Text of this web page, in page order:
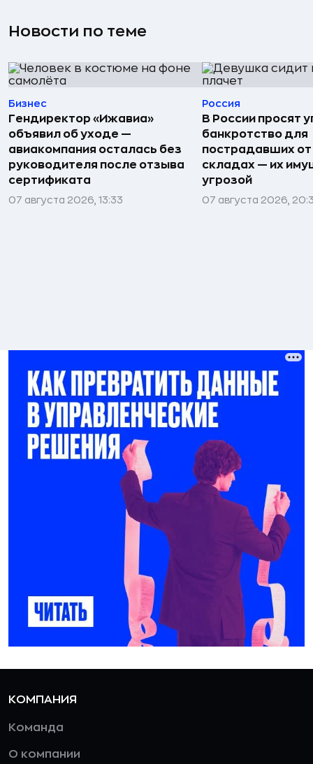
Новости по теме
Бизнес
Гендиректор «Ижавиа»
объявил об уходе —
авиакомпания осталась без
руководителя после отзыва
сертификата
07 августа 2026, 13:33
Россия
В России просят
банкротство для
пострадавших
складах — их
угрозой
07 августа 2026,
КОМПАНИЯ
Команда
О компании